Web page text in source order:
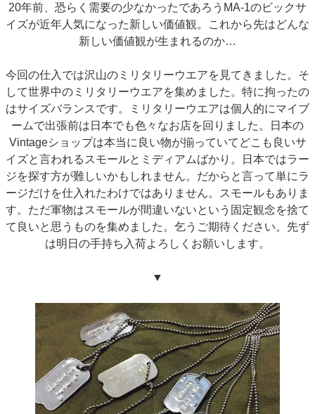
20年前、恐らく需要の少なかったであろうMA-1のビックサ
イズが近年人気になった新しい価値観。これから先はどんな
新しい価値観が生まれるのか…
今回の仕入では沢山のミリタリーウエアを見てきました。そ
して世界中のミリタリーウエアを集めました。特に拘ったの
はサイズバランスです。ミリタリーウエアは個人的にマイブ
ームで出張前は日本でも色々なお店を回りました。日本の
Vintageショップは本当に良い物が揃っていてどこも良いサ
イズと言われるスモールとミディアムばかり。日本ではラー
ジを探す方が難しいかもしれません。だからと言って単にラ
ージだけを仕入れたわけではありません。スモールもありま
す。ただ軍物はスモールが間違いないという固定観念を捨て
て良いと思うものを集めました。乞うご期待ください。先ず
は明日の手持ち入荷よろしくお願いします。
▼